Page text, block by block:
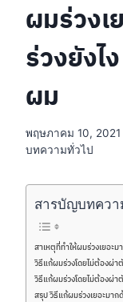
ผมร่วงเ
ร่วงยังไ
ผม
พฤษภาคม 10, 2021
บทความทั่วไป
สารบัญบทควา
สาเหตุที่ทำให้ผมร่วงเยอะม
วิธีแก้ผมร่วงโดยไม่ต้องผ่า
วิธีแก้ผมร่วงโดยไม่ต้องผ่
สรุป วิธีแก้ผมร่วงเยอะมาก